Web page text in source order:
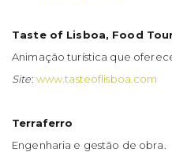
Taste of Lisboa, Food
Animação turística que
Site: www.tasteoflisboa.com
Terraferro
Engenharia e gestão de obra.